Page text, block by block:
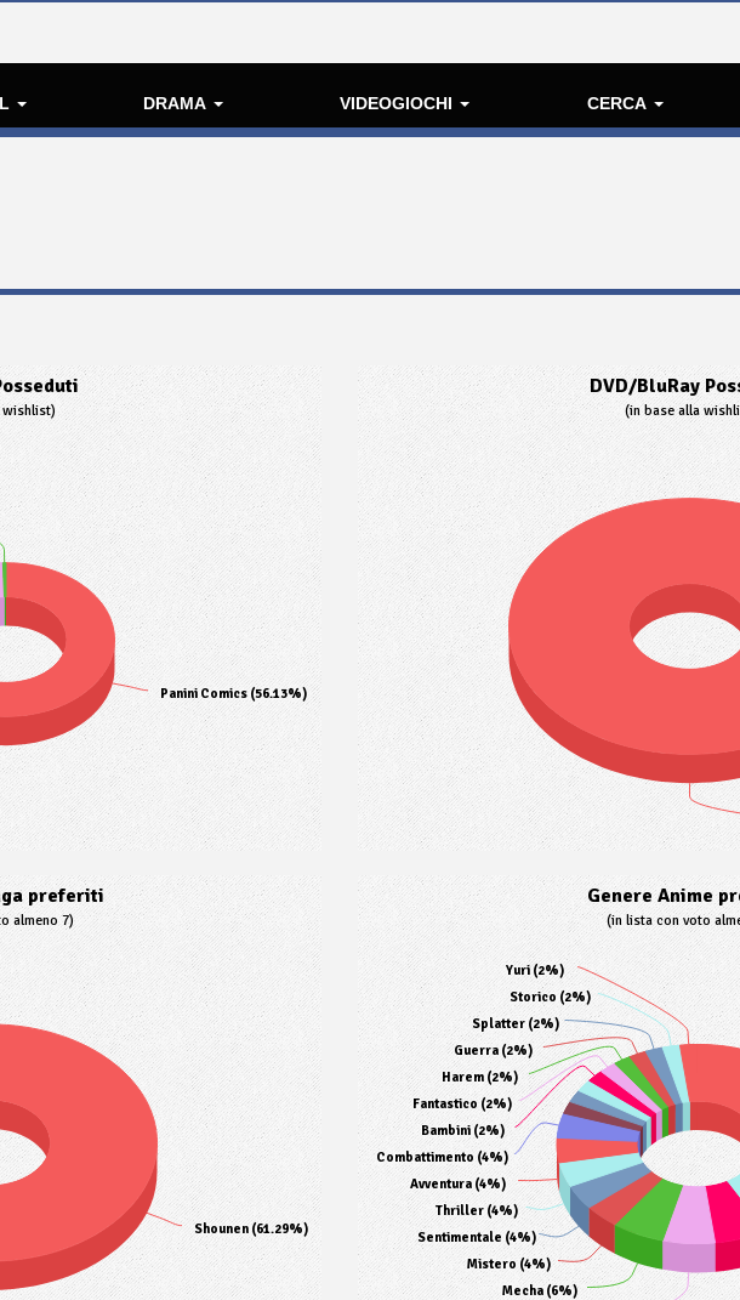
DRAMA VIDEOGIOCHI CERCA
wishlist)
Panini Comics (56.13%)
DVD/BluRay
(in base alla
preferiti
almeno 7)
Shounen (61.29%)
Genere Anime
(in lista con voto
Mecha (6%)
Mistero (4%)
Sentimentale (4%)
Thriller (4%)
Avventura (4%)
Combattimento (4%)
Bambini (2%)
Fantastico (2%)
Harem (2%)
Guerra (2%)
Splatter (2%)
Storico (2%)
Yuri (2%)